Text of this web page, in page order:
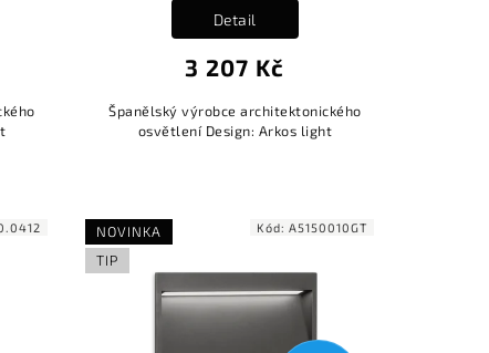
3 207 Kč
Detail
Španělský výrobce architektonického
osvětlení Design: Arkos light
NOVINKA
TIP
Kód:A5150010GT